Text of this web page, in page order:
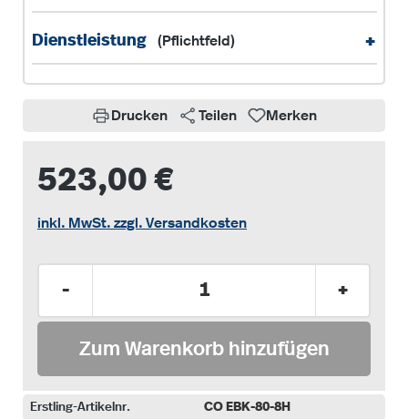
Dienstleistung (Pflichtfeld) +
Drucken Teilen Merken
523,00 €
inkl. MwSt. zzgl. Versandkosten
- +
Zum Warenkorb hinzufügen
Erstling-Artikelnr. CO EBK-80-8H